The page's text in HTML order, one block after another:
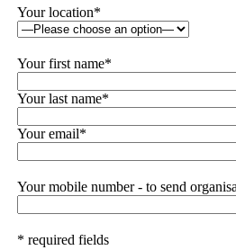
Your location*
Your first name*
Your last name*
Your email*
Your mobile number - to send
* required fields